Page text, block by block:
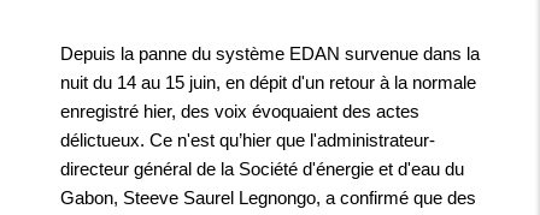
Depuis la panne du système EDAN survenue dans la
nuit du 14 au 15 juin, en dépit d'un retour à la normale
enregistré hier, des voix évoquaient des actes
délictueux. Ce n'est qu’hier que l'administrateur-
directeur général de la Société d'énergie et d'eau du
Gabon, Steeve Saurel Legnongo, a confirmé que des